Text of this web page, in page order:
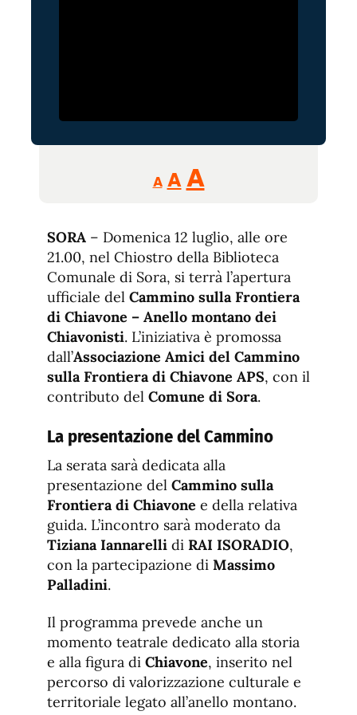
A
Reducir
tamaño
A Restablecer
tamaño
de
fuente
AAumentar
de
fuente.
SORA – Domenica 12 luglio, alle ore
21.00, nel Chiostro della Biblioteca
Comunale di Sora, si terrà l’apertura
ufficiale del Cammino sulla Frontiera
di Chiavone – Anello montano dei
Chiavonisti. L’iniziativa è promossa
dall’Associazione Amici del Cammino
sulla Frontiera di Chiavone APS, con il
contributo del Comune di Sora.
La presentazione del Cammino
La serata sarà dedicata alla
presentazione del Cammino sulla
Frontiera di Chiavone e della relativa
guida. L’incontro sarà moderato da
Tiziana Iannarelli di RAI ISORADIO,
con la partecipazione di Massimo
Palladini.
Il programma prevede anche un
momento teatrale dedicato alla storia
e alla figura di Chiavone, inserito nel
percorso di valorizzazione culturale e
territoriale legato all’anello montano.